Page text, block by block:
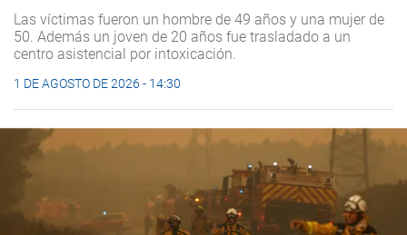
Las víctimas fueron un hombre de 49 años y una mujer de
50. Además un joven de 20 años fue trasladado a un
centro asistencial por intoxicación.
1 DE AGOSTO DE 2026 - 14:30